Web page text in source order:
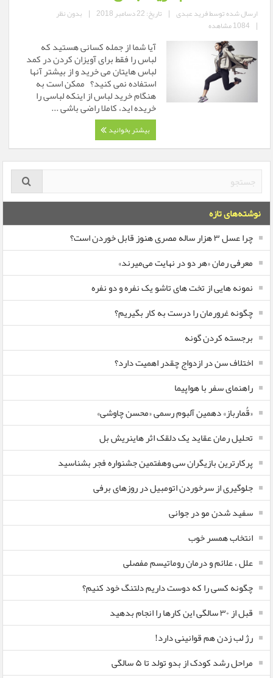
ارسال شده توسطفرید عبدی | تاریخ: 22 دسامبر 2018 | بدون نظر
| 1084 مشاهده
آیا شما از جمله کسانی هستید که
لباس را فقط برای آویزان کردن در کمد
لباس هایتان می خرید و از بیشتر آنها
استفاده نمی کنید؟ ممکن است به
هنگام خرید لباس از اینکه لباسی را
خریده اید، کاملا راضی باشی ...
بیشتر بخوانید
نوشته‌های تازه
چرا عسل ۳ هزار ساله‌ مصری هنوز قابل خوردن است؟
معرفی رمان «هر دو در نهایت می‌میرند»
نمونه هایی از تخت های تاشو یک نفره و دو نفره
چگونه غرورمان را درست به کار بگیریم؟
برجسته کردن گونه
اختلاف سن در ازدواج چقدر اهمیت دارد؟
راهنمای سفر با هواپیما
«قُمارباز» دهمین آلبوم رسمی «محسن چاوشی»
تحلیل رمان عقاید یک دلقک اثر هاینریش بل
پرکارترین بازیگران سی وهفتمین جشنواره فجر بشناسید
جلوگیری از سرخوردن اتومبیل در روزهای برفی
سفید شدن مو در جوانی
انتخاب همسر خوب
علل ، علائم و درمان روماتیسم مفصلی
چگونه کسی را که دوست داریم دلتنگ خود کنیم؟
قبل از ۳۰ سالگی این کارها را انجام بدهید
رژ لب زدن هم قوانینی دارد!
مراحل رشد کودک از بدو تولد تا ۵ سالگی